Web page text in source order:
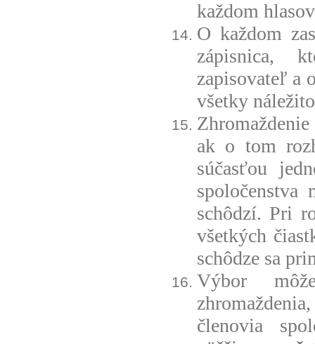
každom
O každom
zápisnica,
zapisovateľ a
všetky
ak o tom
súčasťou
schôdzí. Pri
všetkých
schôdze sa
Výbor
členovia